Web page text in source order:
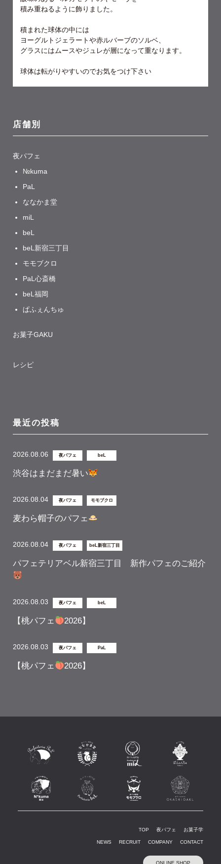
積み重ねるように飾りました。
積まれた球体の中には
ヨーグルトジェラートや赤ルバーブのソルベ、
グラスにはムースやジュレが層になって重なります。
球体は転がりやすいのでお気をつけ下さい
店舗別
夜パフェ
№kuma
PaL
ななかま堂
miL
beL
beL新宿三丁目
モモブクロ
PaL心斎橋
beL福岡
ぱふぇんちゅ
お菓子GAKU
レシピ
最近の投稿
2026.08.06 夜パフェ beL
渋谷はまだまだ暑い
2026.08.04 夜パフェ モモブクロ
麦わら帽子のパフェ
2026.08.04 夜パフェ beL新宿三丁目
パフェテリアベル新宿三丁目 新作パフェのご紹介
2026.08.03 夜パフェ beL
【桃パフェ 2026】
2026.08.03 夜パフェ PaL
【桃パフェ 2026】
TOP 夜パフェ お菓子学
NEWS RECRUIT COMPANY CONTACT
ONLINE SHOP